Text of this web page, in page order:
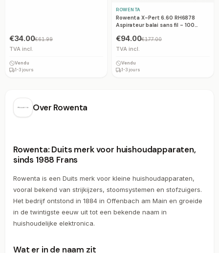
€34.00€61.99
TVA incl.
Vendu
1-3 jours
ROWENTA
Rowenta X-Pert 6.60 RH6878
Aspirateur balai sans fil - 100
€94.00€177.00
TVA incl.
Vendu
1-3 jours
Over Rowenta
Rowenta: Duits merk voor huishoudapparaten,
sinds 1988 Frans
Rowenta is een Duits merk voor kleine huishoudapparaten,
vooral bekend van strijkijzers, stoomsystemen en stofzuigers.
Het bedrijf ontstond in 1884 in Offenbach am Main en groeide
in de twintigste eeuw uit tot een bekende naam in
huishoudelijke elektronica.
Wat er in de naam zit